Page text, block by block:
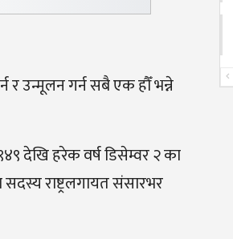
र उन्मूलन गर्न सबै एक हौँ भन्ने
देखि हरेक वर्ष डिसेम्वर २ का
राष्ट्रलगायत संसारभर